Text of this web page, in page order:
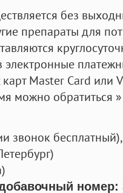
без
препараты для
Master Card или
можно обратиться
звонок бесплатный),
номер: